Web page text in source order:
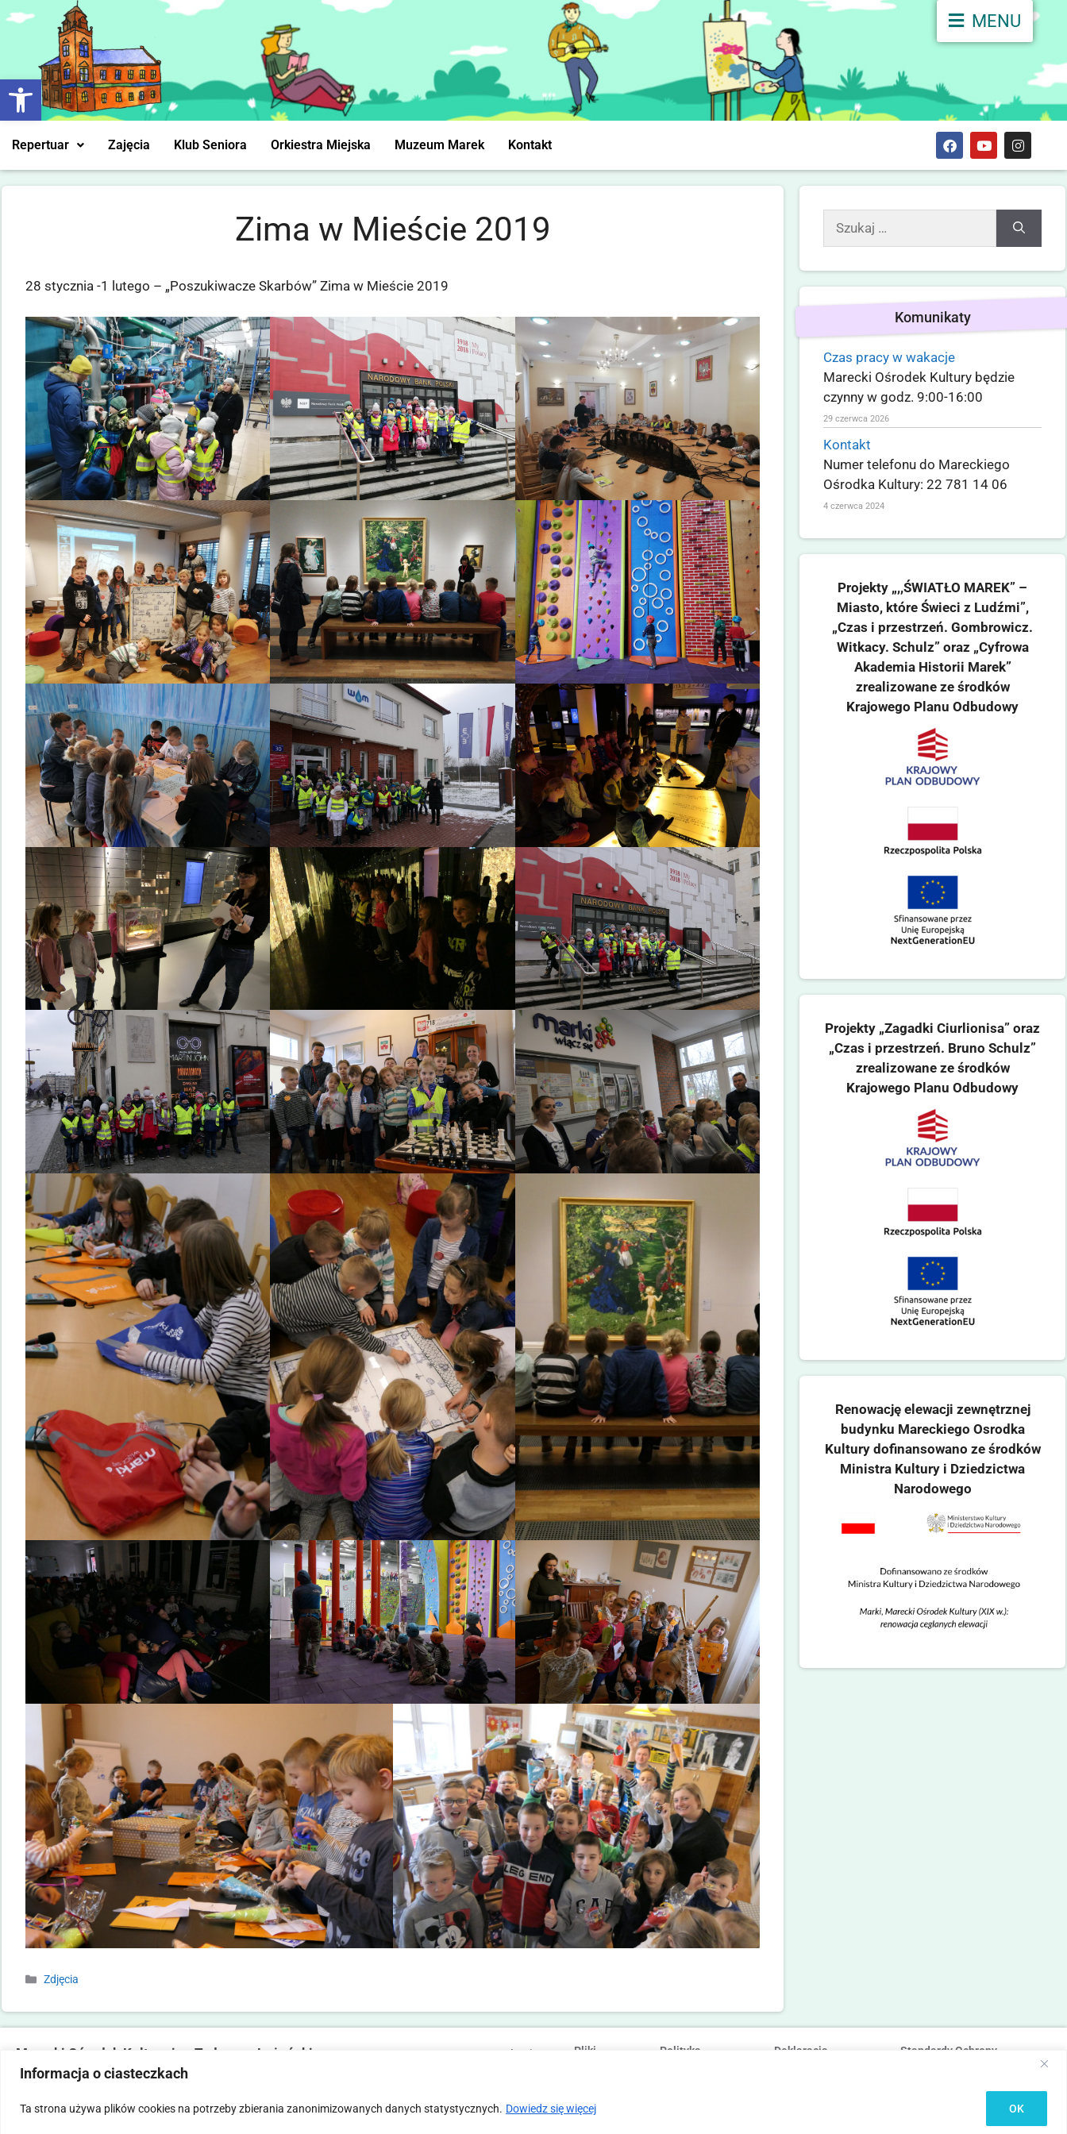
Otwórz pasek narzędzi
Informacja o ciasteczkach
Ta strona używa plików cookies na potrzeby zbierania zanonimizowanych danych statystycznych. Dowiedz się więcej OK
MENU
Repertuar Zajęcia Klub Seniora Orkiestra Miejska Muzeum Marek Kontakt
Zima w Mieście 2019
28 stycznia -1 lutego – „Poszukiwacze Skarbów” Zima w Mieście 2019
Zdjęcia
Komunikaty
Czas pracy w wakacje
Marecki Ośrodek Kultury będzie
czynny w godz. 9:00-16:00
29 czerwca 2026
Kontakt
Numer telefonu do Mareckiego
Ośrodka Kultury: 22 781 14 06
4 czerwca 2024
Projekty „,,ŚWIATŁO MAREK” –
Miasto, które Świeci z Ludźmi”,
„Czas i przestrzeń. Gombrowicz.
Witkacy. Schulz” oraz „Cyfrowa
Akademia Historii Marek”
zrealizowane ze środków
Krajowego Planu Odbudowy
Projekty „Zagadki Ciurlionisa” oraz
„Czas i przestrzeń. Bruno Schulz”
zrealizowane ze środków
Krajowego Planu Odbudowy
Renowację elewacji zewnętrznej
budynku Mareckiego Osrodka
Kultury dofinansowano ze środków
Ministra Kultury i Dziedzictwa
Narodowego
Marecki Ośrodek Kultury im. Tadeusza Lużyńskiego
ul. Fabryczna 2, 05-270 Marki
Regulamin
Pliki
Polityka
Deklaracja
Standardy Ochrony